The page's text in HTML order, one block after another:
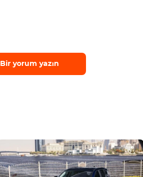
Bir yorum yazın